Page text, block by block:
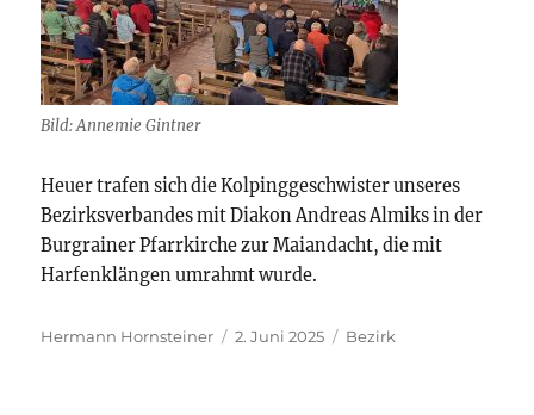
Bild: Annemie Gintner
Heuer trafen sich die Kolpinggeschwister unseres
Bezirksverbandes mit Diakon Andreas Almiks in der
Burgrainer Pfarrkirche zur Maiandacht, die mit
Harfenklängen umrahmt wurde.
Autor
Hermann Hornsteiner
Veröffentlicht
2. Juni 2025 Kategorien
Bezirk